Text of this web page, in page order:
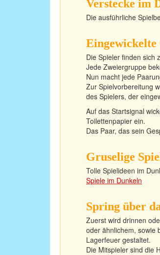
Verstecke im
Die ausführliche
Eingewickelte
Die Spieler finden sich
Jede Zweiergruppe
Nun macht jede
Zur Spielvorbereitung
des Spielers, der
Auf das Startsignal
Toilettenpapier ein.
Das Paar, das sein
Gruselige
Tolle Spielideen im
Spiele im Dunkeln
Spring über
Zuerst wird drinnen
oder ähnlichem, sowie
Lagerfeuer gestaltet.
Die Mitspieler sind die